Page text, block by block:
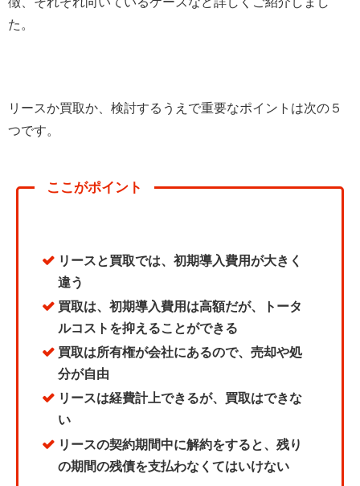
た。
リースか買取か、検討するうえで重要なポイントは次の５
つです。
ここがポイント
リースと買取では、初期導入費用が大きく
違う
買取は、初期導入費用は高額だが、トータ
ルコストを抑えることができる
買取は所有権が会社にあるので、売却や処
分が自由
リースは経費計上できるが、買取はできな
い
リースの契約期間中に解約をすると、残り
の期間の残債を支払わなくてはいけない